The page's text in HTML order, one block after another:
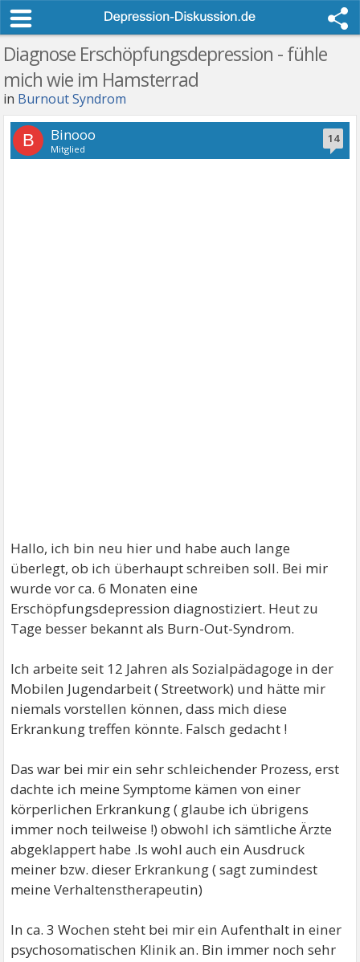
Diagnose Erschöpfungsdepression - fühle
mich wie im Hamsterrad
in Burnout Syndrom
14
B Binooo
Mitglied
Hallo, ich bin neu hier und habe auch lange
überlegt, ob ich überhaupt schreiben soll. Bei mir
wurde vor ca. 6 Monaten eine
Erschöpfungsdepression diagnostiziert. Heut zu
Tage besser bekannt als Burn-Out-Syndrom.
Ich arbeite seit 12 Jahren als Sozialpädagoge in der
Mobilen Jugendarbeit ( Streetwork) und hätte mir
niemals vorstellen können, dass mich diese
Erkrankung treffen könnte. Falsch gedacht !
Das war bei mir ein sehr schleichender Prozess, erst
dachte ich meine Symptome kämen von einer
körperlichen Erkrankung ( glaube ich übrigens
immer noch teilweise !) obwohl ich sämtliche Ärzte
abgeklappert habe .Is wohl auch ein Ausdruck
meiner bzw. dieser Erkrankung ( sagt zumindest
meine Verhaltenstherapeutin)
In ca. 3 Wochen steht bei mir ein Aufenthalt in einer
psychosomatischen Klinik an. Bin immer noch sehr